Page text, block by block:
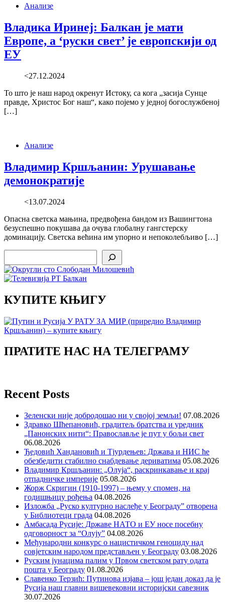
Анализе
Владика Иринеј: Балкан је мати
Европе, а ‘руски свет’ је европскији од
ЕУ
<27.12.2024
То што је наш народ окренут Истоку, са кога „засија Сунце
правде, Христос Бог наш“, како појемо у једноj богослужбеној
[…]
Анализе
Владимир Кршљанин: Урушавање
демонократије
<13.07.2024
Опасна светска мањина, предвођена бандом из Вашингтона
безуспешно покушава да очува глобалну гангстерску
доминацију. Светска већина им упорно и непоколебљиво […]
КУПИТЕ КЊИГУ
ПРАТИТЕ НАС НА ТЕЛЕГРАМУ
Recent Posts
Зеленски није добродошао ни у својој земљи! 07.08.2026
Здравко Шћепановић, градитељ братства и уредник
„Панонских нити“: Православље је пут у бољи свет
06.08.2026
Ђедовић Хандановић и Тјурдењев: Држава и НИС ће
обезбедити стабилно снабдевање дериватима 05.08.2026
Владимир Кршљанин: „Олуја“, раскринкавање и крај
отпадничке империје 05.08.2026
Жорж Скригин (1910-1997) – њему у спомен, на
годишњицу рођења 04.08.2026
Изложба „Руско културно наслеђе у Београду” отворена
у Библиотеци града 04.08.2026
Амбасада Русије: Државе НАТО и ЕУ носе посебну
одговорност за “Олују” 04.08.2026
Међународни конкурс о нацистичком геноциду над
совјетским народом представљен у Београду 03.08.2026
Руским јунацима палим у Првом светском рату одата
пошта у Београду 01.08.2026
Славенко Терзић: Путинова изјава – још један доказ да је
Русија наш главни вишевековни историјски савезник
30.07.2026